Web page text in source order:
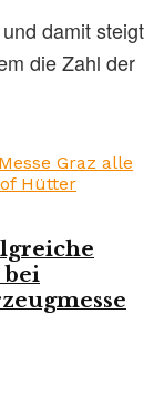
damit steigt
die Zahl der
bei